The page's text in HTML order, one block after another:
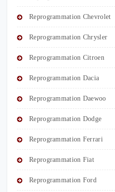
Reprogrammation Chevrolet
Reprogrammation Chrysler
Reprogrammation Citroen
Reprogrammation Dacia
Reprogrammation Daewoo
Reprogrammation Dodge
Reprogrammation Ferrari
Reprogrammation Fiat
Reprogrammation Ford